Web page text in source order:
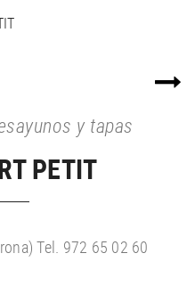
y tapas
PETIT
Tel. 972 65 02 60